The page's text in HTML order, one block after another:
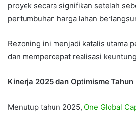
proyek secara signifikan setelah
pertumbuhan harga lahan
Rezoning ini menjadi katalis utama
dan mempercepat realisasi
Kinerja 2025 dan Optimisme Tahun
Menutup tahun 2025, One Global